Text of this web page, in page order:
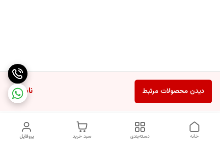
ناموجود دیدن محصولات مرتبط
پروفایل سبد خرید دسته‌بندی خانه